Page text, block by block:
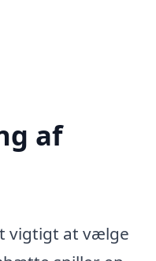
af
vigtigt at vælge